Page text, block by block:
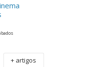
+ artigos